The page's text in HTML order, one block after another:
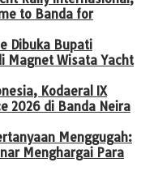
to Banda for
Dibuka Bupati
Magnet Wisata Yacht
Kodaeral IX
2026 di Banda Neira
Menggugah:
Menghargai Para